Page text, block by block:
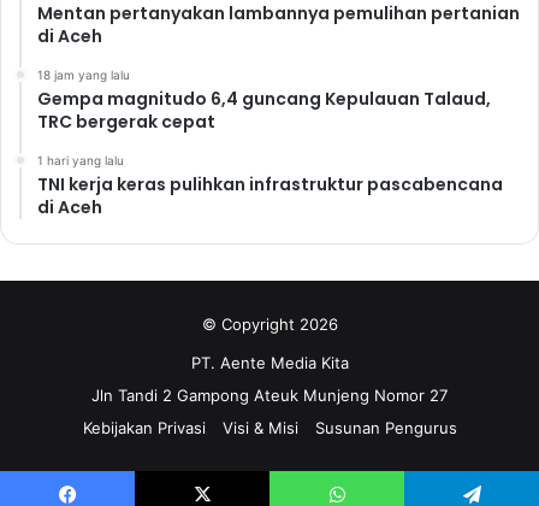
Mentan pertanyakan lambannya pemulihan pertanian
di Aceh
18 jam yang lalu
Gempa magnitudo 6,4 guncang Kepulauan Talaud,
TRC bergerak cepat
1 hari yang lalu
TNI kerja keras pulihkan infrastruktur pascabencana
di Aceh
© Copyright 2026
PT. Aente Media Kita
Jln Tandi 2 Gampong Ateuk Munjeng Nomor 27
Kebijakan Privasi
Visi & Misi Susunan Pengurus